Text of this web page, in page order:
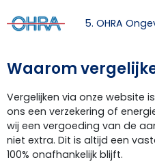
5. OHRA
Waarom
Vergelijken via onze website
ons een verzekering of
wij een vergoeding van de
niet extra. Dit is altijd een
100% onafhankelijk blijft.